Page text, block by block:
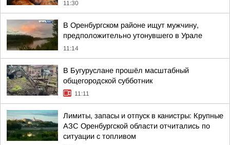
11:30
В Оренбургском районе ищут мужчину,
предположительно утонувшего в Урале
11:14
В Бугуруслане прошёл масштабный
общегородской субботник
11:11
Лимиты, запасы и отпуск в канистры: Крупные
АЗС Оренбургской области отчитались по
ситуации с топливом